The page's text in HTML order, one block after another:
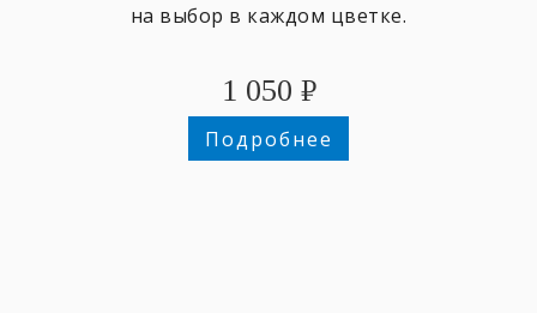
на выбор в каждом цветке.
1 050 ₽
Подробнее